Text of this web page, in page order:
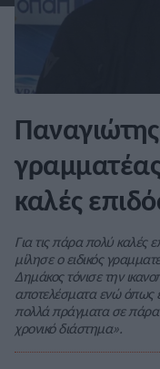
καλές
Για τις πάρα πολύ καλές
μίλησε ο ειδικός
Δημάκος τόνισε την
αποτελέσματα ενώ όπως
πολλά πράγματα σε
χρονικό διάστημα».